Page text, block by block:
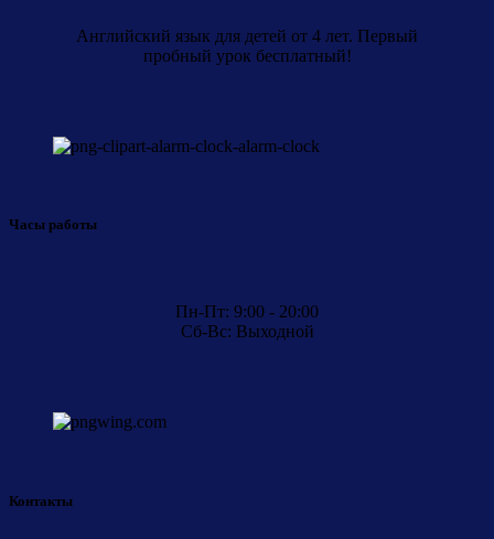
Английский язык для детей от 4 лет. Первый
пробный урок бесплатный!
Часы работы
Пн-Пт: 9:00 - 20:00
Сб-Вс: Выходной
Контакты